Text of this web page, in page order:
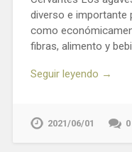
diverso e importante
como
fibras, alimento y
Seguir leyendo →
2021/06/01 0